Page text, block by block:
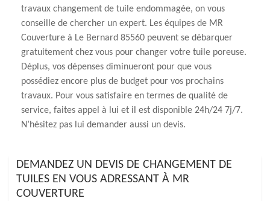
travaux changement de tuile endommagée, on vous
conseille de chercher un expert. Les équipes de MR
Couverture à Le Bernard 85560 peuvent se débarquer
gratuitement chez vous pour changer votre tuile poreuse.
Déplus, vos dépenses diminueront pour que vous
possédiez encore plus de budget pour vos prochains
travaux. Pour vous satisfaire en termes de qualité de
service, faites appel à lui et il est disponible 24h/24 7j/7.
N’hésitez pas lui demander aussi un devis.
DEMANDEZ UN DEVIS DE CHANGEMENT DE
TUILES EN VOUS ADRESSANT À MR
COUVERTURE